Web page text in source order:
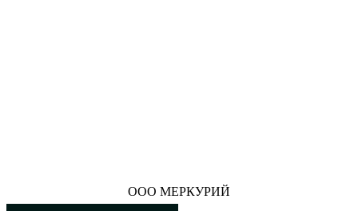
ООО МЕРКУРИЙ